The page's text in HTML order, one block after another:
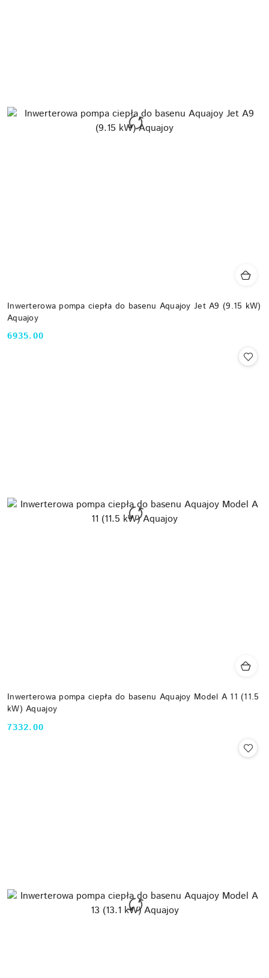
Inwerterowa pompa ciepła do basenu Aquajoy Jet A9 (9.15 kW)
Aquajoy
Cena:
6935.00
Inwerterowa pompa ciepła do basenu Aquajoy Model A 11 (11.5
kW) Aquajoy
Cena:
7332.00